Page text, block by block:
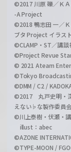
©2017 川原 礫／Ｋ
-A Project
©2018 鴨志田 一／
ブタ Project イラス
©CLAMP・ST／講談
©Project Revue
© 2021 Ateam
©Tokyo
©DMM / C2 /
©2017 丸戸史明・
えない♭な製作委員
©川上泰樹・伏瀬・
illust：abec
©AZONE
©TYPE-MOON /